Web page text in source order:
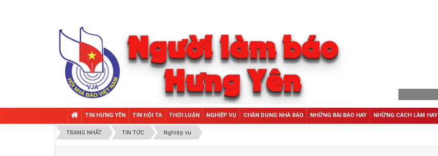
TIN HƯNG YÊN TIN HỘI TA THỜI LUẬN NGHIỆP VỤ CHÂN DUNG NHÀ BÁO NHỮNG BÀI BÁO HAY NHỮNG CÁCH LÀM HAY
TRANG NHẤT TIN TỨC Nghiệp vụ